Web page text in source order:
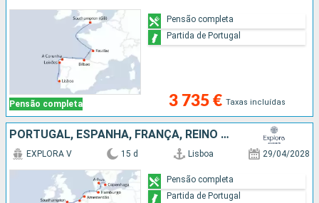
Pensão completa 3 735 € Taxas incluídas
Pensão completa
Partida de Portugal
PORTUGAL, ESPANHA, FRANÇA, REINO UNIDO, BÉLGICA, HOLANDA, ALEMANHA, DINAMARCA
EXPLORA V 15 d Lisboa 29/04/2028
Pensão completa
Partida de Portugal